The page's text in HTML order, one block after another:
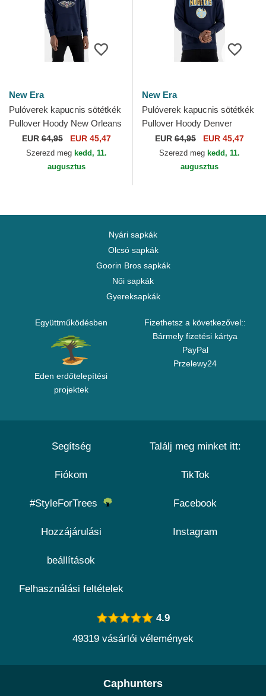
New Era
Pulóverek kapucnis sötétkék
Pullover Hoody New Orleans
Pelicans NBA New Era
EUR64,95 EUR 45,47
Szerezd meg kedd, 11.
augusztus
New Era
Pulóverek kapucnis sötétkék
Pullover Hoody Denver
Nuggets NBA New Era
EUR 64,95 EUR 45,47
Szerezd meg kedd, 11.
augusztus
Nyári sapkák
Olcsó sapkák
Goorin Bros sapkák
Női sapkák
Gyereksapkák
Együttműködésben
Eden erdőtelepítési
projektek
Fizethetsz a következővel::
Bármely fizetési kártya
PayPal
Przelewy24
Segítség
Fiókom
#StyleForTrees
Hozzájárulási
beállítások
Felhasználási feltételek
Találj meg minket itt:
TikTok
Facebook
Instagram
4.9
49319 vásárlói vélemények
Caphunters